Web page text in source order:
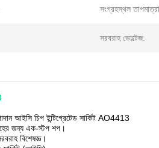
সংগ্রহস্থল
সরবরাহ ভোল্টেজ:
আইসি চিপ ইন্টিগ্রেটেড সার্কিট AO4413
জন্য এক-স্টপ শপ।
বিশেষজ্ঞ।